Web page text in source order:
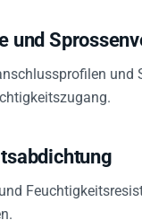
und